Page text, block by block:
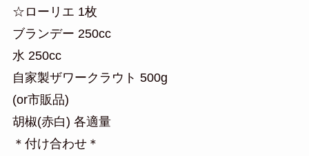
☆ローリエ 1枚
ブランデー 250cc
水 250cc
自家製ザワークラウト 500g
(or市販品)
胡椒(赤白) 各適量
＊付け合わせ＊